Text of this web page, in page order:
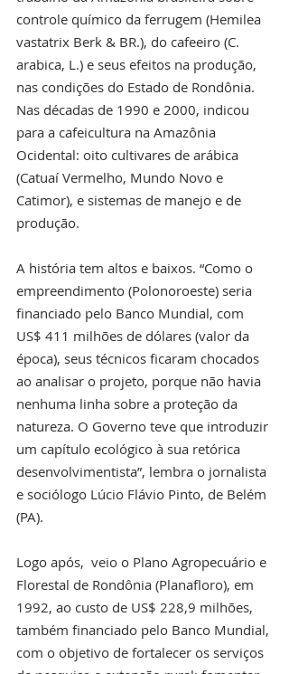
controle químico da ferrugem (Hemilea
vastatrix Berk & BR.), do cafeeiro (C.
arabica, L.) e seus efeitos na produção,
nas condições do Estado de Rondônia.
Nas décadas de 1990 e 2000, indicou
para a cafeicultura na Amazônia
Ocidental: oito cultivares de arábica
(Catuaí Vermelho, Mundo Novo e
Catimor), e sistemas de manejo e de
produção.
A história tem altos e baixos. “Como o
empreendimento (Polonoroeste) seria
financiado pelo Banco Mundial, com
US$ 411 milhões de dólares (valor da
época), seus técnicos ficaram chocados
ao analisar o projeto, porque não havia
nenhuma linha sobre a proteção da
natureza. O Governo teve que introduzir
um capítulo ecológico à sua retórica
desenvolvimentista”, lembra o jornalista
e sociólogo Lúcio Flávio Pinto, de Belém
(PA).
Logo após,  veio o Plano Agropecuário e
Florestal de Rondônia (Planafloro), em
1992, ao custo de US$ 228,9 milhões,
também financiado pelo Banco Mundial,
com o objetivo de fortalecer os serviços